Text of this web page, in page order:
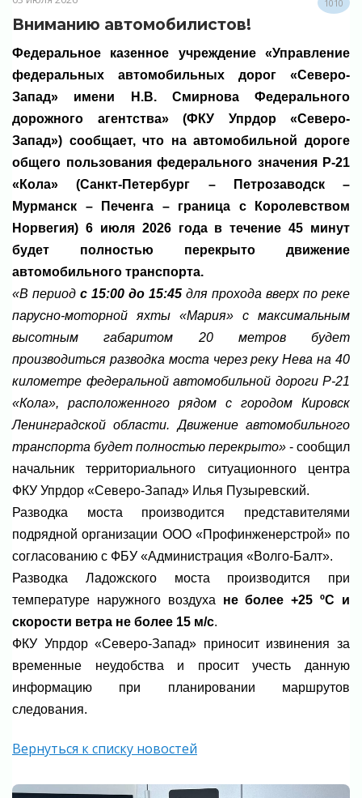
1010
Вниманию автомобилистов!
Федеральное казенное учреждение «Управление
федеральных автомобильных дорог «Северо-
Запад» имени Н.В. Смирнова Федерального
дорожного агентства» (ФКУ Упрдор «Северо-
Запад») сообщает, что на автомобильной дороге
общего пользования федерального значения Р-21
«Кола» (Санкт-Петербург – Петрозаводск –
Мурманск – Печенга – граница с Королевством
Норвегия) 6 июля 2026 года в течение 45 минут
будет полностью перекрыто движение
автомобильного транспорта.
«В период с 15:00 до 15:45 для прохода вверх по реке
парусно-моторной яхты «Мария» с максимальным
высотным габаритом 20 метров будет
производиться разводка моста через реку Нева на 40
километре федеральной автомобильной дороги Р-21
«Кола», расположенного рядом с городом Кировск
Ленинградской области. Движение автомобильного
транспорта будет полностью перекрыто» - сообщил
начальник территориального ситуационного центра
ФКУ Упрдор «Северо-Запад» Илья Пузыревский.
Разводка моста производится представителями
подрядной организации ООО «Профинженерстрой» по
согласованию с ФБУ «Администрация «Волго-Балт».
Разводка Ладожского моста производится при
температуре наружного воздуха не более +25 ºС и
скорости ветра не более 15 м/с.
ФКУ Упрдор «Северо-Запад» приносит извинения за
временные неудобства и просит учесть данную
информацию при планировании маршрутов
следования.
Вернуться к списку новостей